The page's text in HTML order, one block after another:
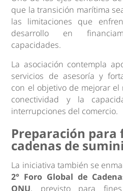
que la transición marítima
las limitaciones que
desarrollo en
capacidades.
La asociación contempla
servicios de asesoría y
con el objetivo de mejorar
conectividad y la
interrupciones del comercio.
Preparación para
cadenas de
La iniciativa también se
2° Foro Global de
ONU, previsto para